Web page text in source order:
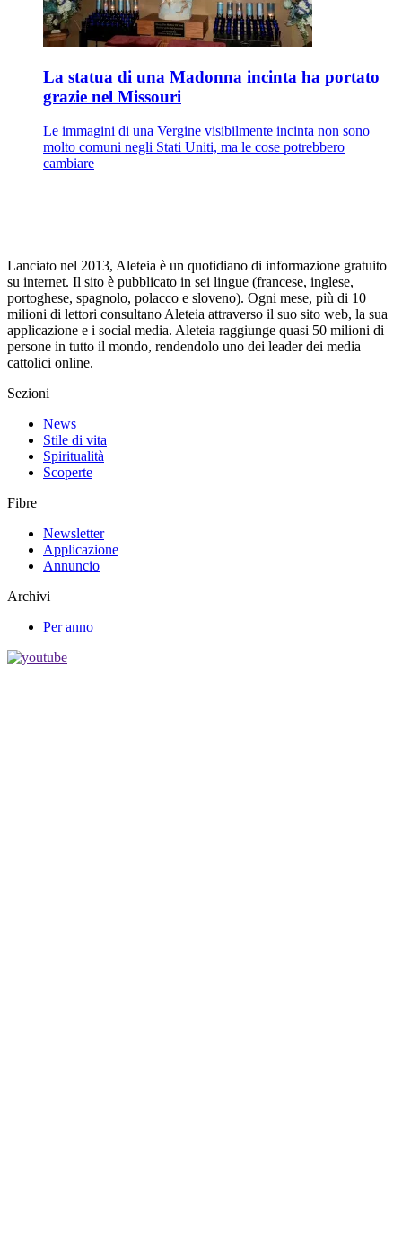
La statua di una Madonna incinta ha portato
grazie nel Missouri
Le immagini di una Vergine visibilmente incinta non sono
molto comuni negli Stati Uniti, ma le cose potrebbero
cambiare
Lanciato nel 2013, Aleteia è un quotidiano di informazione gratuito
su internet. Il sito è pubblicato in sei lingue (francese, inglese,
portoghese, spagnolo, polacco e sloveno). Ogni mese, più di 10
milioni di lettori consultano Aleteia attraverso il suo sito web, la sua
applicazione e i social media. Aleteia raggiunge quasi 50 milioni di
persone in tutto il mondo, rendendolo uno dei leader dei media
cattolici online.
Sezioni
News
Stile di vita
Spiritualità
Scoperte
Fibre
Newsletter
Applicazione
Annuncio
Archivi
Per anno